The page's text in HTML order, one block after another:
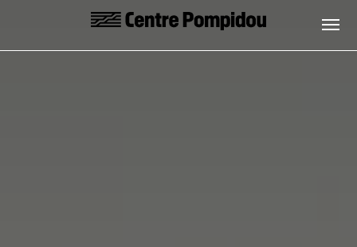
Skip to main content
Centre Pompidou